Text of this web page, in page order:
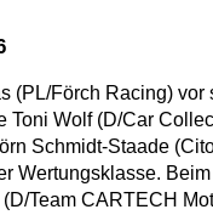
(PL/Förch Racing) vor
Wolf (D/Car
Schmidt-Staade
Wertungsklasse.
Team CARTECH